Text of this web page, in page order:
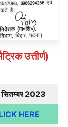
उत्तीर्ण)
2023
HERE